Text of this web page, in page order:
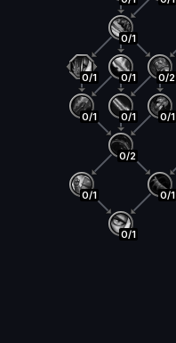
0/1
0/1 0/1 0/2
0/1 0/1 0/1
0/2
0/1 0/1
0/1